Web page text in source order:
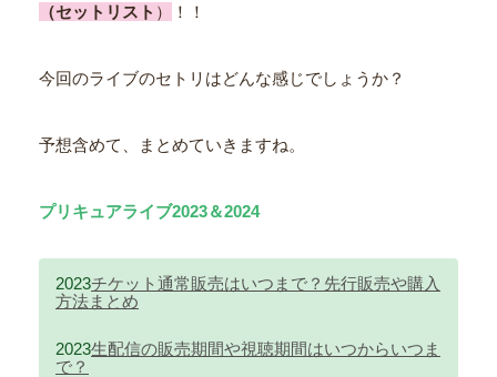
（セットリスト ） ！！
今回のライブのセトリはどんな感じでしょうか？
予想含めて、まとめていきますね。
プリキュアライブ2023＆2024
2023チケット通常販売はいつまで？先行販売や購入
方法まとめ
2023生配信の販売期間や視聴期間はいつからいつま
で？